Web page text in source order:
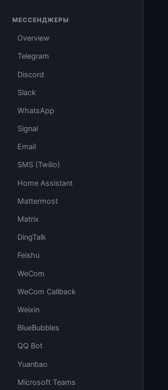
МЕССЕНДЖЕРЫ
Overview
Telegram
Discord
Slack
WhatsApp
Signal
Email
SMS (Twilio)
Home Assistant
Mattermost
Matrix
DingTalk
Feishu
WeCom
WeCom Callback
Weixin
BlueBubbles
QQ Bot
Yuanbao
Microsoft Teams